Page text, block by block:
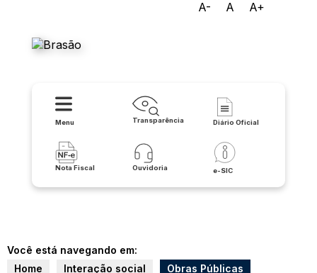
A- A A+
Menu Transparência Diário Oficial
Nota Fiscal Ouvidoria e-SIC
Você está navegando em:
Home
Interação social Obras Públicas